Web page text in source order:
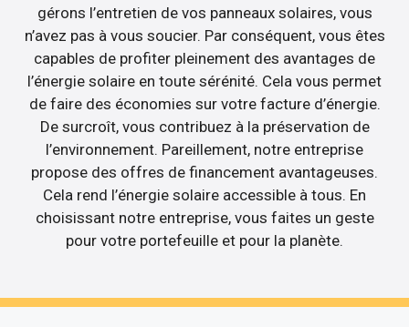
gérons l’entretien de vos panneaux solaires, vous
n’avez pas à vous soucier. Par conséquent, vous êtes
capables de profiter pleinement des avantages de
l’énergie solaire en toute sérénité. Cela vous permet
de faire des économies sur votre facture d’énergie.
De surcroît, vous contribuez à la préservation de
l’environnement. Pareillement, notre entreprise
propose des offres de financement avantageuses.
Cela rend l’énergie solaire accessible à tous. En
choisissant notre entreprise, vous faites un geste
pour votre portefeuille et pour la planète.